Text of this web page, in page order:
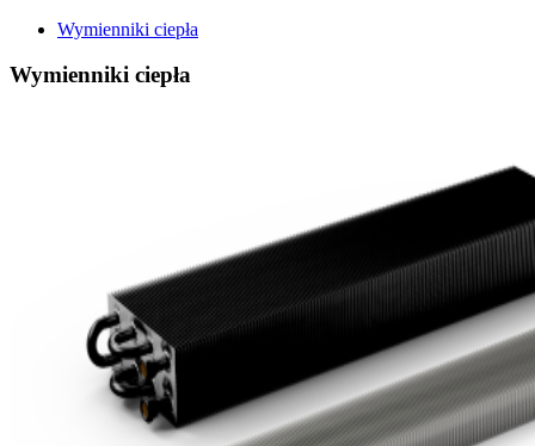
Wymienniki ciepła
Wymienniki ciepła